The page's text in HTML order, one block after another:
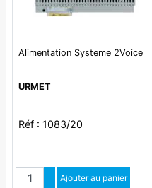
Alimentation Systeme 2Voice
URMET
Réf : 1083/20
QuantitéAugmenter quantité
Diminuer quantité
Ajouter au panier